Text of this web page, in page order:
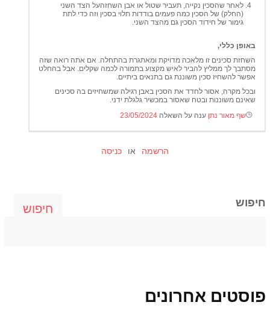
לאחר שהסכין נקייה, תעביר שטול או אבן השחזהעל הצד השני
(החלק) של הסכין כמה פעמים בודדות תלוי בסכין וזה כדי לתת
גימור של חידוד הסכין גם מהצד השני.
באופן כללי,
השחזת סכינים זו מלאכה מדויקת ומאתגרת בהתחלה. אם אתה רואה שזה
מסתבך לך ממליץ להביר לאיש מקצוע בתמורה לכמה שקלים. אבל בהחלט
אפשר להשחיז סכין משוננת גם בתנאים ביתיים.
ובכל מקרה, אסור לחדד את הסכין באבן רגילה שמשחיזים בה סכינים
שאינם משוננות ובטח שאסור במכשיר גלגלת ידני.
שף מאור נתן ענה על השאלה 23/05/2024
הרשמה או כניסה
חיפוש חיפוש
פוסטים אחרונים